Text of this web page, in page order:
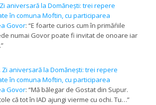
Zi aniversară la Domănești: trei repere
în comuna Moftin, cu participarea
Govor: “E foarte curios cum în primăŕiile
numai Govor poate fi invitat de onoare iar
”
Zi aniversară la Domănești: trei repere
în comuna Moftin, cu participarea
Govor: “Mă bălegar de Gostat din Supur.
că tot în IAD ajungi vierme cu ochi. Tu…”